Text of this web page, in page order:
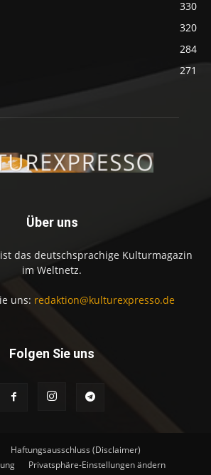
330
320
284
271
Über uns
ist das deutschsprachige Kulturmagazin
im Weltnetz.
uns: redaktion@kulturexpresso.de
Folgen Sie uns
Haftungsausschluss (Disclaimer)
Privatsphäre-Einstellungen ändern